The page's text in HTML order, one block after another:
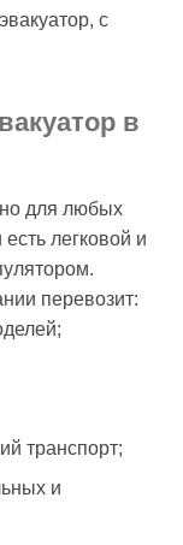
с
в
для любых
легковой и
перевозит:
транспорт;
и